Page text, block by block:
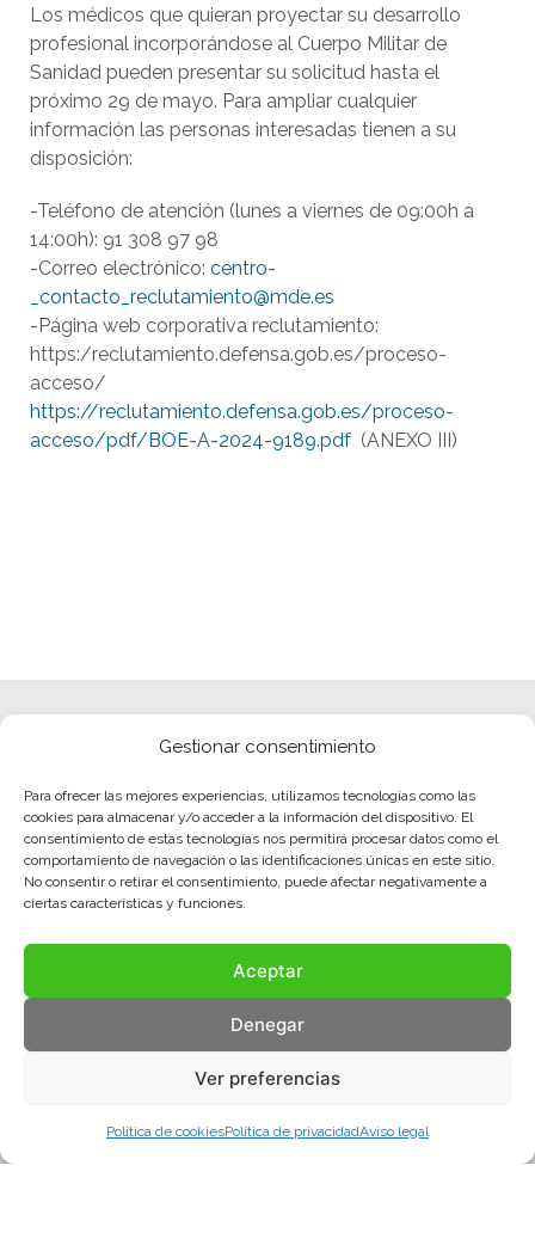
Gestionar consentimiento
Para ofrecer las mejores experiencias, utilizamos tecnologías como las
cookies para almacenar y/o acceder a la información del dispositivo. El
consentimiento de estas tecnologías nos permitirá procesar datos como el
comportamiento de navegación o las identificaciones únicas en este sitio.
No consentir o retirar el consentimiento, puede afectar negativamente a
ciertas características y funciones.
Aceptar
Denegar
Ver preferencias
Política de cookiesPolítica de privacidadAviso legal
Los médicos que quieran proyectar su desarrollo
profesional incorporándose al Cuerpo Militar de
Sanidad pueden presentar su solicitud hasta el
próximo 29 de mayo. Para ampliar cualquier
información las personas interesadas tienen a su
disposición:
-Teléfono de atención (lunes a viernes de 09:00h a
14:00h): 91 308 97 98
-Correo electrónico: centro­
_contacto_reclutamiento@mde.es
-Página web corporativa reclutamiento:
https:/reclutamiento.defensa.gob.es/proceso-
acceso/
https://reclutamiento.defensa.gob.es/proceso-
acceso/pdf/BOE-A-2024-9189.pdf (ANEXO III)